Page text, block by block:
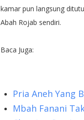
kamar pun langsung
Abah Rojab sendiri.
Baca Juga:
Pria Aneh Yang
Mbah Fanani